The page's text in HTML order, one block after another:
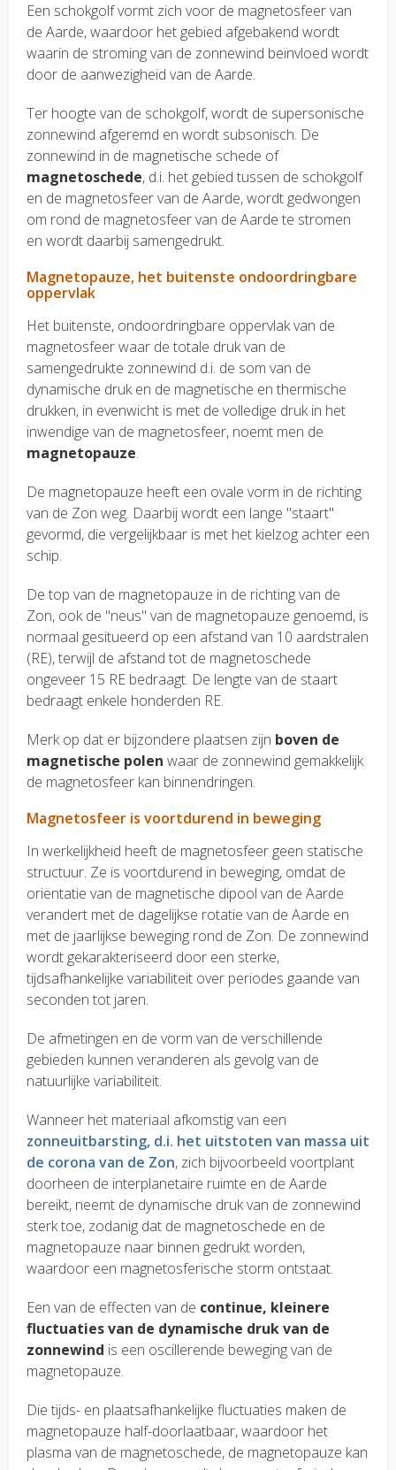
Een schokgolf vormt zich voor de magnetosfeer van
de Aarde, waardoor het gebied afgebakend wordt
waarin de stroming van de zonnewind beïnvloed wordt
door de aanwezigheid van de Aarde.
Ter hoogte van de schokgolf, wordt de supersonische
zonnewind afgeremd en wordt subsonisch. De
zonnewind in de magnetische schede of
magnetoschede, d.i. het gebied tussen de schokgolf
en de magnetosfeer van de Aarde, wordt gedwongen
om rond de magnetosfeer van de Aarde te stromen
en wordt daarbij samengedrukt.
Magnetopauze, het buitenste ondoordringbare
oppervlak
Het buitenste, ondoordringbare oppervlak van de
magnetosfeer waar de totale druk van de
samengedrukte zonnewind d.i. de som van de
dynamische druk en de magnetische en thermische
drukken, in evenwicht is met de volledige druk in het
inwendige van de magnetosfeer, noemt men de
magnetopauze.
De magnetopauze heeft een ovale vorm in de richting
van de Zon weg. Daarbij wordt een lange "staart"
gevormd, die vergelijkbaar is met het kielzog achter een
schip.
De top van de magnetopauze in de richting van de
Zon, ook de "neus" van de magnetopauze genoemd, is
normaal gesitueerd op een afstand van 10 aardstralen
(RE), terwijl de afstand tot de magnetoschede
ongeveer 15 RE bedraagt. De lengte van de staart
bedraagt enkele honderden RE.
Merk op dat er bijzondere plaatsen zijn boven de
magnetische polen waar de zonnewind gemakkelijk
de magnetosfeer kan binnendringen.
Magnetosfeer is voortdurend in beweging
In werkelijkheid heeft de magnetosfeer geen statische
structuur. Ze is voortdurend in beweging, omdat de
oriëntatie van de magnetische dipool van de Aarde
verandert met de dagelijkse rotatie van de Aarde en
met de jaarlijkse beweging rond de Zon. De zonnewind
wordt gekarakteriseerd door een sterke,
tijdsafhankelijke variabiliteit over periodes gaande van
seconden tot jaren.
De afmetingen en de vorm van de verschillende
gebieden kunnen veranderen als gevolg van de
natuurlijke variabiliteit.
Wanneer het materiaal afkomstig van een
zonneuitbarsting, d.i. het uitstoten van massa uit
de corona van de Zon, zich bijvoorbeeld voortplant
doorheen de interplanetaire ruimte en de Aarde
bereikt, neemt de dynamische druk van de zonnewind
sterk toe, zodanig dat de magnetoschede en de
magnetopauze naar binnen gedrukt worden,
waardoor een magnetosferische storm ontstaat.
Een van de effecten van de continue, kleinere
fluctuaties van de dynamische druk van de
zonnewind is een oscillerende beweging van de
magnetopauze.
Die tijds- en plaatsafhankelijke fluctuaties maken de
magnetopauze half-doorlaatbaar, waardoor het
plasma van de magnetoschede, de magnetopauze kan